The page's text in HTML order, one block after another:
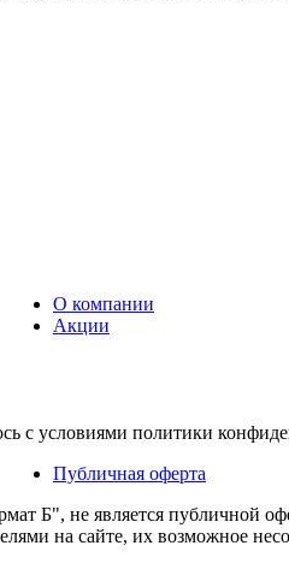
О компании
Акции
с условиями политики
Публичная оферта
Б", не является публичной
на сайте, их возможное